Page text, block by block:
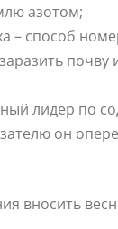
азотом;
– способ
почву
лидер по
он